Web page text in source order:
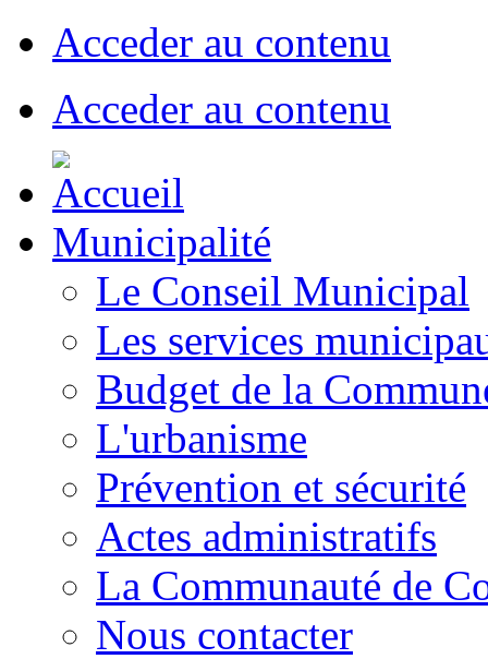
Acceder au contenu
Acceder au contenu
Municipalité
Le Conseil Municipal
Les services
Budget de la
L'urbanisme
Prévention et sécurité
Actes administratifs
La Communauté de
Nous contacter